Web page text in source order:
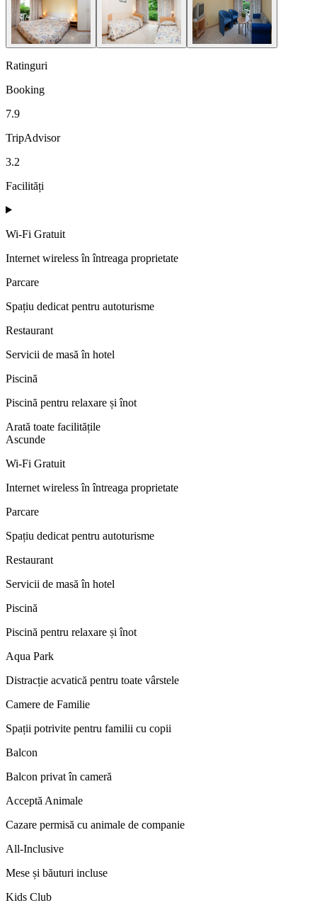
Ratinguri
Booking
7.9
TripAdvisor
3.2
Facilități
Wi-Fi Gratuit
Internet wireless în întreaga proprietate
Parcare
Spațiu dedicat pentru autoturisme
Restaurant
Servicii de masă în hotel
Piscină
Piscină pentru relaxare și înot
Arată toate facilitățile
Ascunde
Wi-Fi Gratuit
Internet wireless în întreaga proprietate
Parcare
Spațiu dedicat pentru autoturisme
Restaurant
Servicii de masă în hotel
Piscină
Piscină pentru relaxare și înot
Aqua Park
Distracție acvatică pentru toate vârstele
Camere de Familie
Spații potrivite pentru familii cu copii
Balcon
Balcon privat în cameră
Acceptă Animale
Cazare permisă cu animale de companie
All-Inclusive
Mese și băuturi incluse
Kids Club